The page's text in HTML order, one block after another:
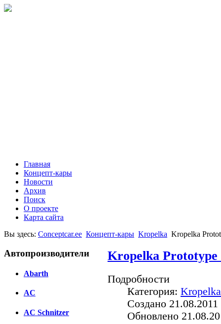
Главная
Концепт-кары
Новости
Архив
Поиск
О проекте
Карта сайта
Вы здесь: Conceptcar.ee Концепт-кары Kropelka Kropelka
Автопроизводители
Abarth
AC
AC Schnitzer
Kropelka Prototype
Подробности
Категория: Kropelka
Создано 21.08.2011
Обновлено